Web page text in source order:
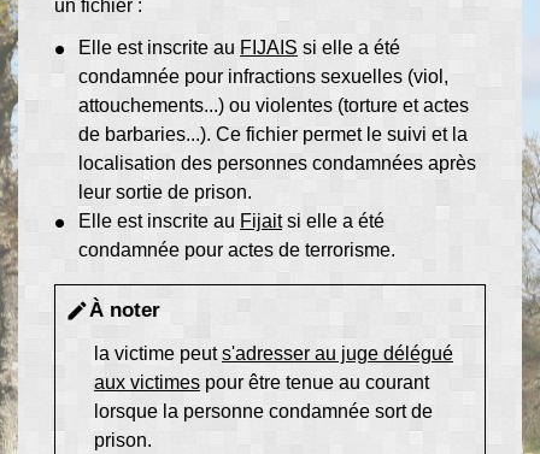
un fichier :
Elle est inscrite au FIJAIS si elle a été
condamnée pour infractions sexuelles (viol,
attouchements...) ou violentes (torture et actes
de barbaries...). Ce fichier permet le suivi et la
localisation des personnes condamnées après
leur sortie de prison.
Elle est inscrite au Fijaitsi elle a été
condamnée pour actes de terrorisme.
editÀ noter
la victime peuts'adresser au juge délégué
aux victimes pour être tenue au courant
lorsque la personne condamnée sort de
prison.